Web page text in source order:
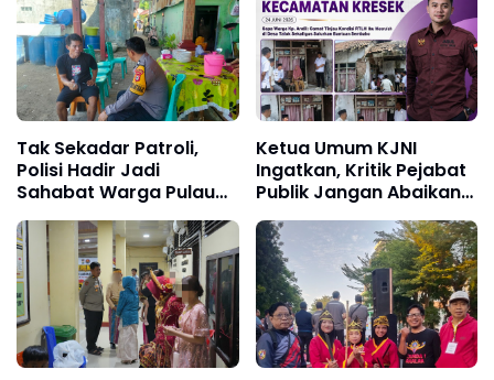
Tak Sekadar Patroli,
Polisi Hadir Jadi
Sahabat Warga Pulau
Ketua Umum KJNI
Ingatkan, Kritik Pejabat
Publik Jangan Abaikan